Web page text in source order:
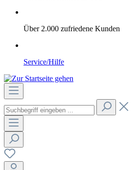
Über 2.000 zufriedene Kunden
Service/Hilfe